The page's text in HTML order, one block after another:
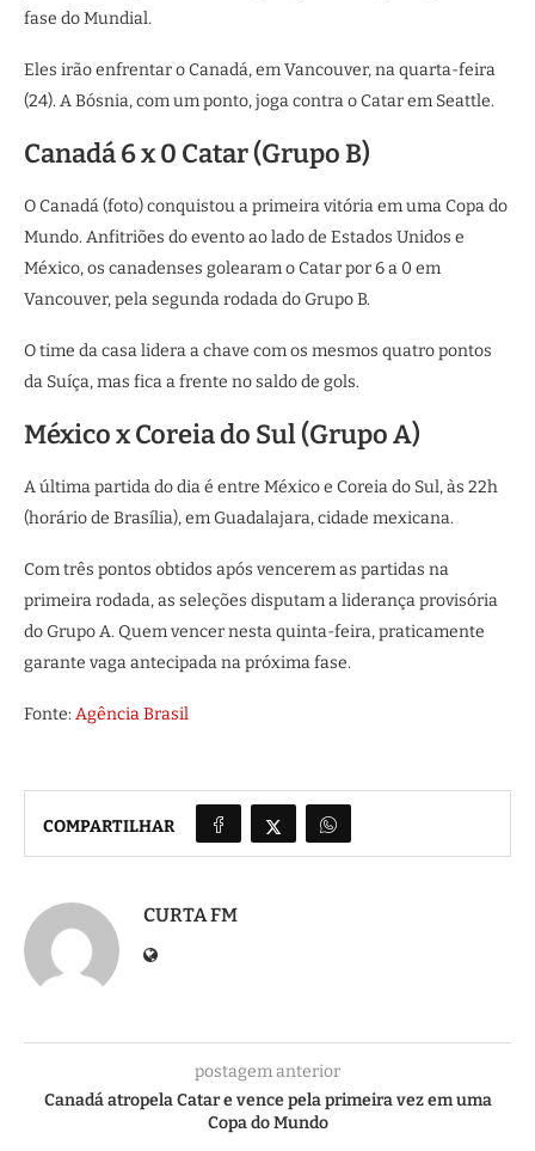
fase do Mundial.
Eles irão enfrentar o Canadá, em Vancouver, na quarta-feira
(24). A Bósnia, com um ponto, joga contra o Catar em Seattle.
Canadá 6 x 0 Catar (Grupo B)
O Canadá (foto) conquistou a primeira vitória em uma Copa do
Mundo. Anfitriões do evento ao lado de Estados Unidos e
México, os canadenses golearam o Catar por 6 a 0 em
Vancouver, pela segunda rodada do Grupo B.
O time da casa lidera a chave com os mesmos quatro pontos
da Suíça, mas fica a frente no saldo de gols.
México x Coreia do Sul (Grupo A)
A última partida do dia é entre México e Coreia do Sul, às 22h
(horário de Brasília), em Guadalajara, cidade mexicana.
Com três pontos obtidos após vencerem as partidas na
primeira rodada, as seleções disputam a liderança provisória
do Grupo A. Quem vencer nesta quinta-feira, praticamente
garante vaga antecipada na próxima fase.
Fonte: Agência Brasil
COMPARTILHAR
CURTA FM
postagem anterior
Canadá atropela Catar e vence pela primeira vez em uma
Copa do Mundo